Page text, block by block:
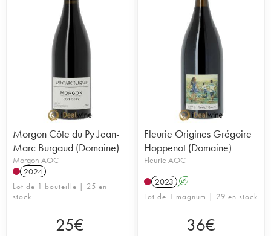
Morgon Côte du Py Jean-
Marc Burgaud (Domaine)
Morgon AOC
2024
Lot de 1 bouteille | 25 en
stock
25€
Fleurie Origines Grégoire
Hoppenot (Domaine)
Fleurie AOC
2023 A
Lot de 1 magnum | 29 en stock
36€